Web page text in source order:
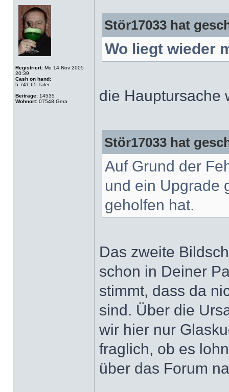
Registriert: Mo 14.Nov 2005
20:39
Cash on hand:
5.741,65 Taler
Beiträge: 14535
Wohnort: 07548 Gera
Stör17033 hat
Wo liegt wieder
die Hauptursache
Stör17033 hat
Auf Grund der
und ein Upgrade
geholfen hat.
Das zweite
schon in Deiner
stimmt, dass da
sind. Über die
wir hier nur
fraglich, ob es
über das Forum